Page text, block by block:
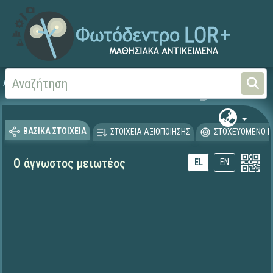
Αρχική
ΒΑΣΙΚΑ ΣΤΟΙΧΕΙΑ ΣΤΟΙΧΕΙΑ ΑΞΙΟΠΟΙΗΣΗΣ ΣΤΟΧΕΥΟΜΕΝΟ
Ο άγνωστος μειωτέος EL EN